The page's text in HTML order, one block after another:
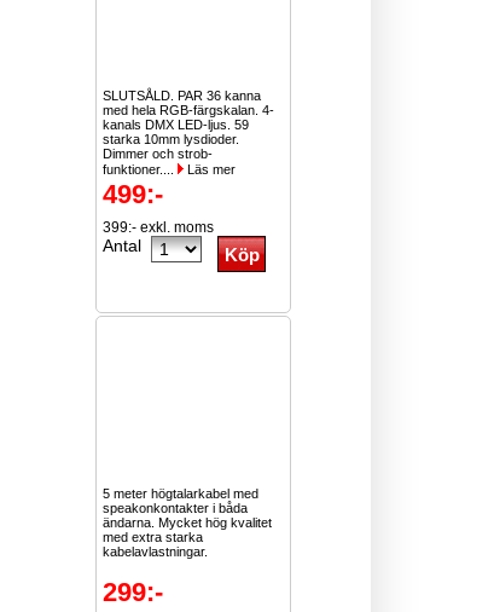
SLUTSÅLD. PAR 36 kanna
med hela RGB-färgskalan. 4-
kanals DMX LED-ljus. 59
starka 10mm lysdioder.
Dimmer och strob-
funktioner....
Läs mer
499:-
399:- exkl. moms
Antal
5 meter högtalarkabel med
speakonkontakter i båda
ändarna. Mycket hög kvalitet
med extra starka
kabelavlastningar.
299:-